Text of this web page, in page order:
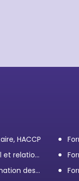
HACCP
et relation
des